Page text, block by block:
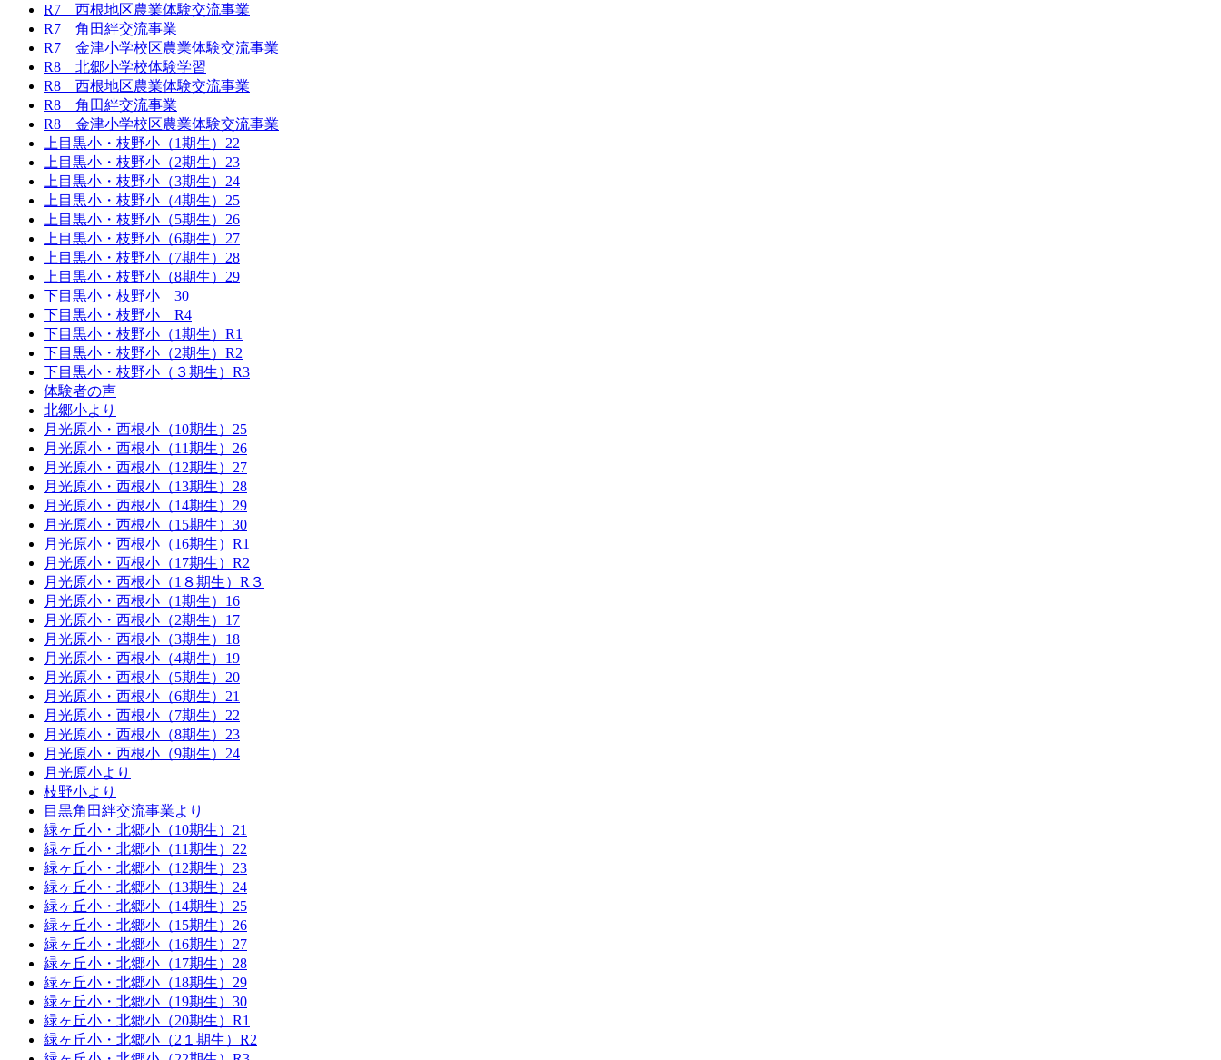
R7 西根地区農業体験交流事業
R7 角田絆交流事業
R7 金津小学校区農業体験交流事業
R8 北郷小学校体験学習
R8 西根地区農業体験交流事業
R8 角田絆交流事業
R8 金津小学校区農業体験交流事業
上目黒小・枝野小（1期生）22
上目黒小・枝野小（2期生）23
上目黒小・枝野小（3期生）24
上目黒小・枝野小（4期生）25
上目黒小・枝野小（5期生）26
上目黒小・枝野小（6期生）27
上目黒小・枝野小（7期生）28
上目黒小・枝野小（8期生）29
下目黒小・枝野小 30
下目黒小・枝野小 R4
下目黒小・枝野小（1期生）R1
下目黒小・枝野小（2期生）R2
下目黒小・枝野小（３期生）R3
体験者の声
北郷小より
月光原小・西根小（10期生）25
月光原小・西根小（11期生）26
月光原小・西根小（12期生）27
月光原小・西根小（13期生）28
月光原小・西根小（14期生）29
月光原小・西根小（15期生）30
月光原小・西根小（16期生）R1
月光原小・西根小（17期生）R2
月光原小・西根小（1８期生）R３
月光原小・西根小（1期生）16
月光原小・西根小（2期生）17
月光原小・西根小（3期生）18
月光原小・西根小（4期生）19
月光原小・西根小（5期生）20
月光原小・西根小（6期生）21
月光原小・西根小（7期生）22
月光原小・西根小（8期生）23
月光原小・西根小（9期生）24
月光原小より
枝野小より
目黒角田絆交流事業より
緑ヶ丘小・北郷小（10期生）21
緑ヶ丘小・北郷小（11期生）22
緑ヶ丘小・北郷小（12期生）23
緑ヶ丘小・北郷小（13期生）24
緑ヶ丘小・北郷小（14期生）25
緑ヶ丘小・北郷小（15期生）26
緑ヶ丘小・北郷小（16期生）27
緑ヶ丘小・北郷小（17期生）28
緑ヶ丘小・北郷小（18期生）29
緑ヶ丘小・北郷小（19期生）30
緑ヶ丘小・北郷小（20期生）R1
緑ヶ丘小・北郷小（2１期生）R2